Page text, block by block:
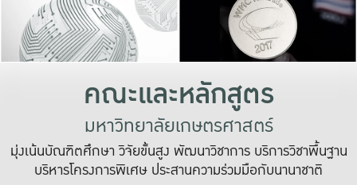
เปลี่ยนแปลง แล
เพื่อทำง
ระบบสารสนเทศ
คณะและหลักสูตร
มหาวิทยาลัยเกษตรศาสตร์
มุ่งเน้นบัณฑิตศึกษา วิจัยขั้นสูง พัฒนาวิชาการ บริการวิชาพื้นฐาน
บริหารโครงการพิเศษ ประสานความร่วมมือกับนานาชาติ